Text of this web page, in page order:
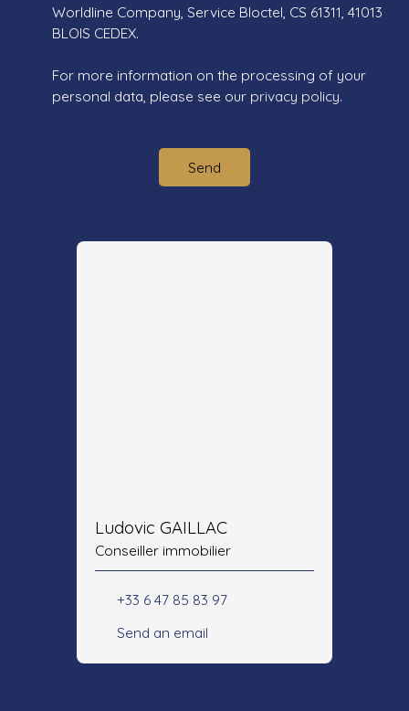
Worldline Company, Service Bloctel, CS 61311, 41013
BLOIS CEDEX.
For more information on the processing of your
personal data, please see our privacy policy.
Send
Ludovic GAILLAC
Conseiller immobilier
+33 6 47 85 83 97
Send an email